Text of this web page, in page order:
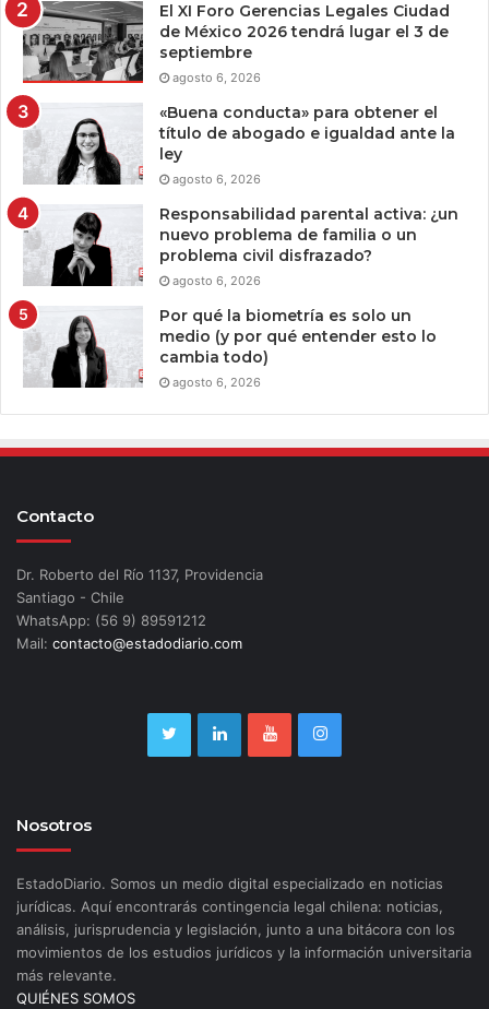
El XI Foro Gerencias Legales Ciudad
de México 2026 tendrá lugar el 3 de
septiembre
agosto 6, 2026
«Buena conducta» para obtener el
título de abogado e igualdad ante la
ley
agosto 6, 2026
Responsabilidad parental activa: ¿un
nuevo problema de familia o un
problema civil disfrazado?
agosto 6, 2026
Por qué la biometría es solo un
medio (y por qué entender esto lo
cambia todo)
agosto 6, 2026
Contacto
Dr. Roberto del Río 1137, Providencia
Santiago - Chile
WhatsApp: (56 9) 89591212
Mail: contacto@estadodiario.com
Nosotros
EstadoDiario. Somos un medio digital especializado en noticias
jurídicas. Aquí encontrarás contingencia legal chilena: noticias,
análisis, jurisprudencia y legislación, junto a una bitácora con los
movimientos de los estudios jurídicos y la información universitaria
más relevante.
QUIÉNES SOMOS